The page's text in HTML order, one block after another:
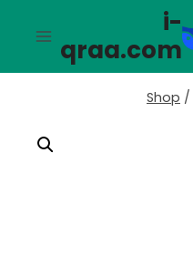
i-
qraa.com
Shop /